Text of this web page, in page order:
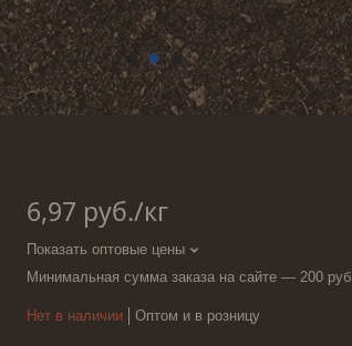
6,97 руб./кг
Показать оптовые цены
Минимальная сумма заказа на сайте — 200 руб
Нет в наличии Оптом и в розницу